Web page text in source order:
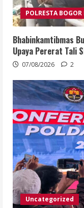
POLRESTA
Bhabinkamtibmas
Upaya Pererat Tali
07/08/2026 2
Uncategorized